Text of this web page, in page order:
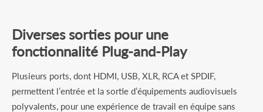
Diverses sorties pour une
fonctionnalité Plug-and-Play
Plusieurs ports, dont HDMI, USB, XLR, RCA et SPDIF,
permettent l’entrée et la sortie d’équipements audiovisuels
polyvalents, pour une expérience de travail en équipe sans